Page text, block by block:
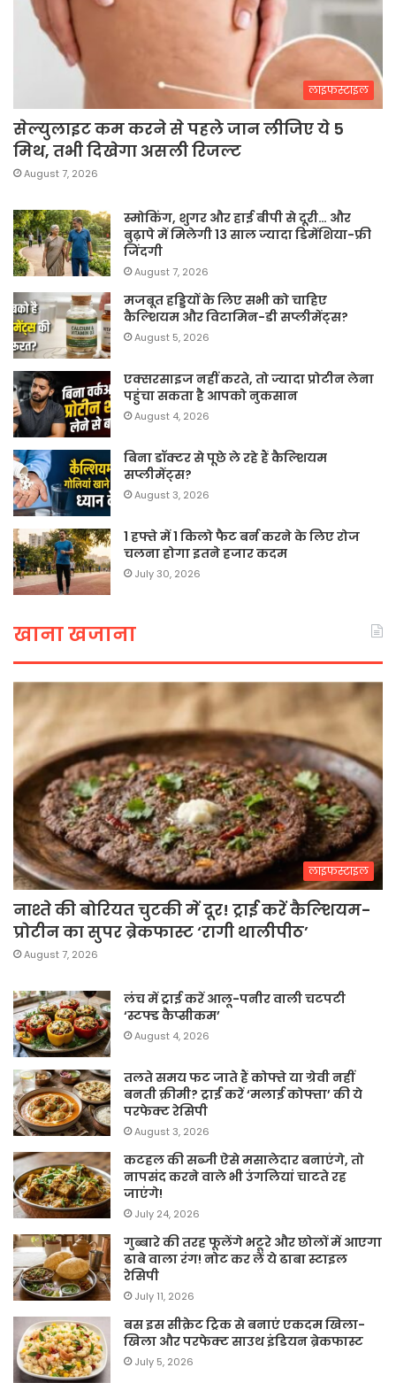
लाइफस्टाइल
सेल्युलाइट कम करने से पहले जान लीजिए ये 5
मिथ, तभी दिखेगा असली रिजल्ट
August 7, 2026
स्मोकिंग, शुगर और हाई बीपी से दूरी… और
बुढ़ापे में मिलेगी 13 साल ज्यादा डिमेंशिया-फ्री
जिंदगी
August 7, 2026
मजबूत हड्डियों के लिए सभी को चाहिए
कैल्शियम और विटामिन-डी सप्लीमेंट्स?
August 5, 2026
एक्सरसाइज नहीं करते, तो ज्यादा प्रोटीन लेना
पहुंचा सकता है आपको नुकसान
August 4, 2026
बिना डॉक्टर से पूछे ले रहे हैं कैल्शियम
सप्लीमेंट्स?
August 3, 2026
1 हफ्ते में 1 किलो फैट बर्न करने के लिए रोज
चलना होगा इतने हजार कदम
July 30, 2026
खाना खजाना
लाइफस्टाइल
नाश्ते की बोरियत चुटकी में दूर! ट्राई करें कैल्शियम-
प्रोटीन का सुपर ब्रेकफास्ट ‘रागी थालीपीठ’
August 7, 2026
लंच में ट्राई करें आलू-पनीर वाली चटपटी
‘स्टफ्ड कैप्सीकम’
August 4, 2026
तलते समय फट जाते हैं कोफ्ते या ग्रेवी नहीं
बनती क्रीमी? ट्राई करें ‘मलाई कोफ्ता’ की ये
परफेक्ट रेसिपी
August 3, 2026
कटहल की सब्जी ऐसे मसालेदार बनाएंगे, तो
नापसंद करने वाले भी उंगलियां चाटते रह
जाएंगे!
July 24, 2026
गुब्बारे की तरह फूलेंगे भटूरे और छोलों में आएगा
ढाबे वाला रंग! नोट कर लें ये ढाबा स्टाइल
रेसिपी
July 11, 2026
बस इस सीक्रेट ट्रिक से बनाएं एकदम खिला-
खिला और परफेक्ट साउथ इंडियन ब्रेकफास्ट
July 5, 2026